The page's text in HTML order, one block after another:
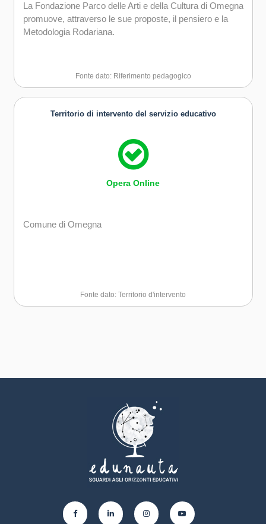
La Fondazione Parco delle Arti e della Cultura di Omegna
promuove, attraverso le sue proposte, il pensiero e la
Metodologia Rodariana.
Fonte dato: Riferimento pedagogico
Territorio di intervento del servizio educativo
Opera Online
Comune di Omegna
Fonte dato: Territorio d'intervento